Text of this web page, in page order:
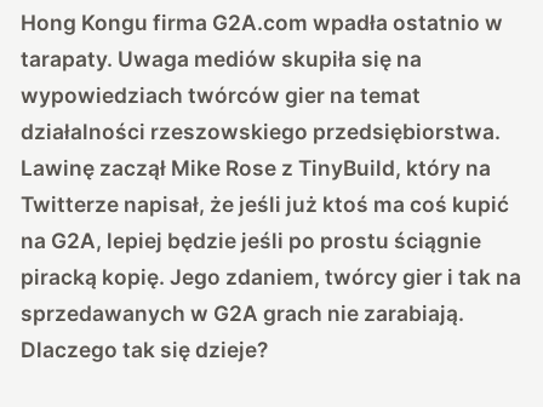
Hong Kongu firma G2A.com wpadła ostatnio w
tarapaty. Uwaga mediów skupiła się na
wypowiedziach twórców gier na temat
działalności rzeszowskiego przedsiębiorstwa.
Lawinę zaczął Mike Rose z TinyBuild, który na
Twitterze napisał, że jeśli już ktoś ma coś kupić
na G2A, lepiej będzie jeśli po prostu ściągnie
piracką kopię. Jego zdaniem, twórcy gier i tak na
sprzedawanych w G2A grach nie zarabiają.
Dlaczego tak się dzieje?